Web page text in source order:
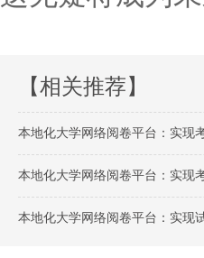
【相关推荐】
本地化大学网络阅卷平台：实现
本地化大学网络阅卷平台：实现
本地化大学网络阅卷平台：实现